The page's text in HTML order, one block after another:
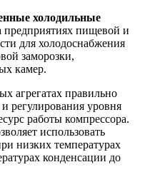
холодильные
пищевой и
для холодоснабжения
заморозки,
камер.
агрегатах правильно
регулирования уровня
работы компрессора.
использовать
низких температурах
конденсации до